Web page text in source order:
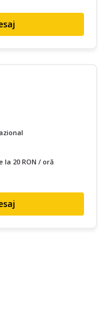
la 20 RON / oră